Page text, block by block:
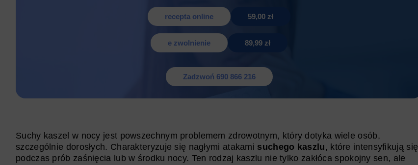
recepta online 59,00 zł
e zwolnienie 89,99 zł
Zadzwoń 690 866 216
Suchy kaszel w nocy jest powszechnym problemem zdrowotnym, który dotyka wiele osób,
szczególnie dorosłych. Charakteryzuje się nagłymi atakami suchego kaszlu, które intensyfikują się
podczas prób zaśnięcia lub w środku nocy. Ten rodzaj kaszlu nie tylko zakłóca spokojny sen, ale